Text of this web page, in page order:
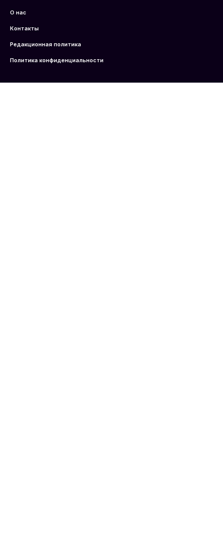
О нас
Контакты
Редакционная политика
Политика конфиденциальности